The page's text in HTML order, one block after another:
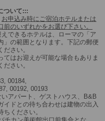
ついて:::
お申込み時にご宿泊ホテルまたは
前のいずれかをお選び下さい。
できるホテルは、ローマの「ア
」の範囲となります。下記の郵便
さい。
てはお迎えが可能な場合もありま
さい。
00184,
00192, 00193
アパート、ゲストハウス、B&B
イドとの待ち合わせは建物の出入
ちください。